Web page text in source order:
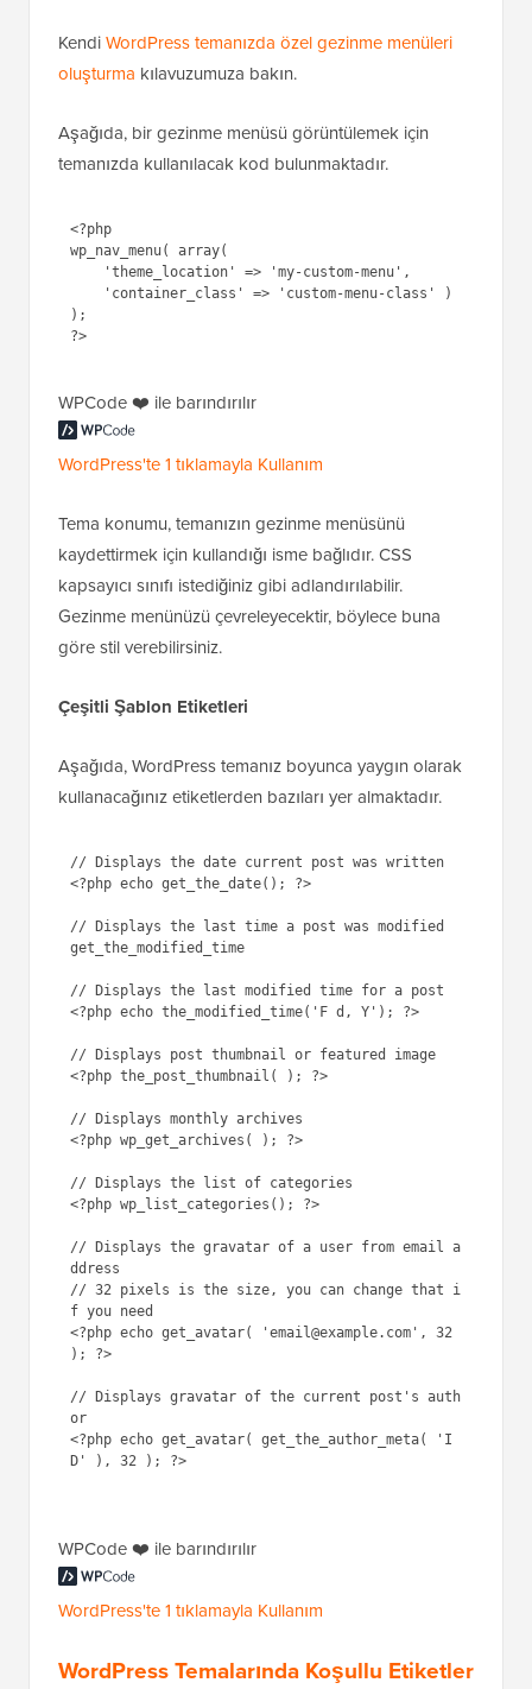
KendiWordPress temanızda özel gezinme menüleri
oluşturma kılavuzumuza bakın.
Aşağıda, bir gezinme menüsü görüntülemek için
temanızda kullanılacak kod bulunmaktadır.
<?php
wp_nav_menu( array(
);
?>
WPCode ❤️ ile barındırılır
WordPress'te 1 tıklamayla Kullanım
Tema konumu, temanızın gezinme menüsünü
kaydettirmek için kullandığı isme bağlıdır. CSS
kapsayıcı sınıfı istediğiniz gibi adlandırılabilir.
Gezinme menünüzü çevreleyecektir, böylece buna
göre stil verebilirsiniz.
Çeşitli Şablon Etiketleri
Aşağıda, WordPress temanız boyunca yaygın olarak
kullanacağınız etiketlerden bazıları yer almaktadır.
// Displays the date current post was written
<?php echo get_the_date(); ?>
// Displays the last time a post was modified
get_the_modified_time
// Displays the last modified time for a post
<?php echo the_modified_time('F d, Y'); ?>
// Displays post thumbnail or featured image
<?php the_post_thumbnail( ); ?>
// Displays monthly archives
<?php wp_get_archives( ); ?>
// Displays the list of categories
<?php wp_list_categories(); ?>
// Displays the gravatar of a user from email a
ddress
// 32 pixels is the size, you can change that i
f you need
<?php echo get_avatar( 'email@example.com', 32
); ?>
// Displays gravatar of the current post's auth
or
<?php echo get_avatar( get_the_author_meta( 'I
D' ), 32 ); ?>
WPCode ❤️ ile barındırılır
WordPress'te 1 tıklamayla Kullanım
WordPress Temalarında Koşullu Etiketler